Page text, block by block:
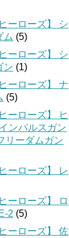
ーローズ】 シ
ム (5)
ーローズ】 シ
ン (1)
ーローズ】 ナ
(5)
ーローズ】 ヒ
ンパルスガン
リーダムガン
ーローズ】 レ
ーローズ】 ロ
2 (5)
ーローズ】 佐